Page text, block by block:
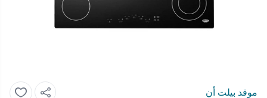
موقد بيلت أن